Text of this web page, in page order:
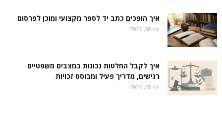
איך הופכים כתב יד לספר מקצועי ומוכן לפרסום
יולי 30, 2026
איך לקבל החלטות נכונות במצבים משפטיים
רגישים, מדריך פעיל ומבוסס זכויות
יולי 28, 2026